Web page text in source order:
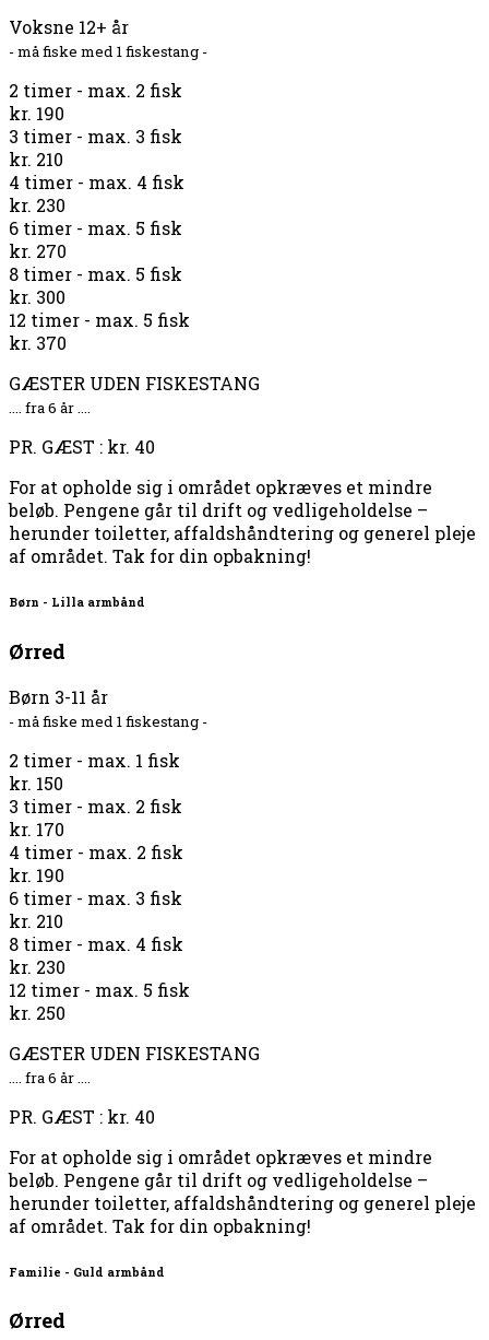
Voksne 12+ år
- må fiske med 1 fiskestang -
2 timer - max. 2 fisk
kr. 190
3 timer - max. 3 fisk
kr. 210
4 timer - max. 4 fisk
kr. 230
6 timer - max. 5 fisk
kr. 270
8 timer - max. 5 fisk
kr. 300
12 timer - max. 5 fisk
kr. 370
GÆSTER UDEN FISKESTANG
.... fra 6 år ....
PR. GÆST : kr. 40
For at opholde sig i området opkræves et mindre
beløb. Pengene går til drift og vedligeholdelse –
herunder toiletter, affaldshåndtering og generel pleje
af området. Tak for din opbakning!
Børn - Lilla armbånd
Ørred
Børn 3-11 år
- må fiske med 1 fiskestang -
2 timer - max. 1 fisk
kr. 150
3 timer - max. 2 fisk
kr. 170
4 timer - max. 2 fisk
kr. 190
6 timer - max. 3 fisk
kr. 210
8 timer - max. 4 fisk
kr. 230
12 timer - max. 5 fisk
kr. 250
GÆSTER UDEN FISKESTANG
.... fra 6 år ....
PR. GÆST : kr. 40
For at opholde sig i området opkræves et mindre
beløb. Pengene går til drift og vedligeholdelse –
herunder toiletter, affaldshåndtering og generel pleje
af området. Tak for din opbakning!
Familie - Guld armbånd
Ørred